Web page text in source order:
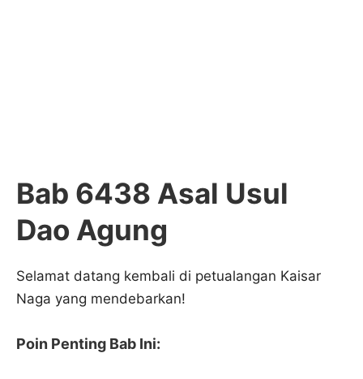
Bab 6438 Asal Usul
Dao Agung
Selamat datang kembali di petualangan Kaisar
Naga yang mendebarkan!
Poin Penting Bab Ini: